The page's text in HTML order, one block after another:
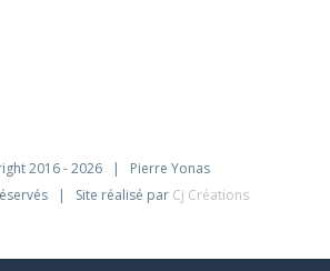
2016 -2026 | Pierre Yonas
| Site réalisé par Cj Créations